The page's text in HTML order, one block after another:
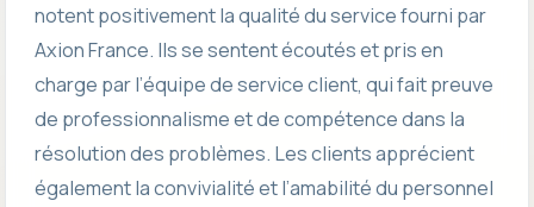
notent positivement la qualité du service fourni par
Axion France. Ils se sentent écoutés et pris en
charge par l’équipe de service client, qui fait preuve
de professionnalisme et de compétence dans la
résolution des problèmes. Les clients apprécient
également la convivialité et l’amabilité du personnel